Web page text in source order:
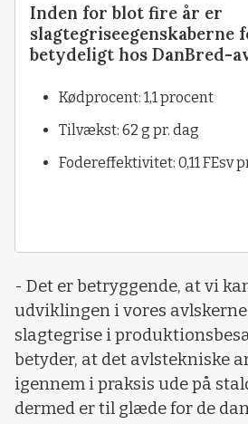
Inden for blot fire år er
slagtegriseegenskaberne
betydeligt hos DanBred-
Kødprocent: 1,1 procent
Tilvækst: 62 g pr. dag
Fodereffektivitet: 0,11 FEsv
- Det er betryggende, at vi
udviklingen i vores
slagtegrise i
betyder, at det avlstekniske
igennem i praksis ude på
dermed er til glæde for de